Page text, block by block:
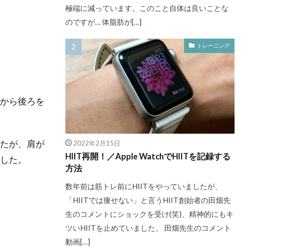
ら後ろを
が、肩が
た。
極端に減っています。このこと自体は良いことな
のですが… 体脂肪が[…]
トレーニング
2022年2月15日
HIIT再開！／Apple WatchでHIITを記録する
方法
数年前は筋トレ前にHIITをやっていましたが、
「HIITでは痩せない」と言うHIIT創始者の田畑先
生のコメントにショックを受け(笑)、精神的にもキ
ツいHIITを止めていました。 田畑先生のコメント
動画[…]